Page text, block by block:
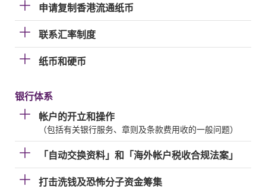
申请复制香港流通纸币
联系汇率制度
纸币和硬币
银行体系
帐户的开立和操作
（包括有关银行服务、章则及条款费用收的一般问题）
「自动交换资料」和「海外帐户税收合规法案」
打击洗钱及恐怖分子资金筹集